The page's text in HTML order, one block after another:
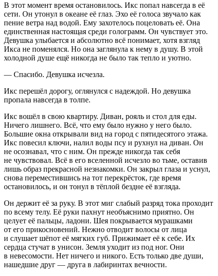
В этот момент время остановилось. Икс попал навсегда в её
сети. Он утонул в океане её глаз. Эхо её голоса звучало как
пение ветра над водой. Ему захотелось поцеловать её. Она
единственная настоящая среди голограмм. Он чувствует это.
Девушка улыбается и абсолютно всё понимает, хотя взгляд
Икса не поменялся. Но она заглянула к нему в душу. В этой
холодной душе ещё никогда не было так тепло и уютно.
— Спасибо. Девушка исчезла.
Икс перешёл дорогу, оглянулся с надеждой. Но девушка
пропала навсегда в толпе.
Икс вошёл в свою квартиру. Диван, рояль и стол для еды.
Ничего лишнего. Всё, что ему было нужно у него было.
Большие окна открывали вид на город с пятидесятого этажа.
Икс повесил ключи, налил воды псу и рухнул на диван. Он
не осознавал, что с ним. Он прежде никогда так себя
не чувствовал. Всё в его вселенной исчезло во тьме, оставив
лишь образ прекрасной незнакомки. Он закрыл глаза и уснул,
снова переместившись на тот перекрёсток, где время
остановилось, и он тонул в тёплой бездне её взгляда.
Он держит её за руку. В этот миг слабый разряд тока проходит
по всему телу. Её руки пахнут необъяснимо приятно. Он
целует её пальцы, ладони. Шея покрывается мурашками
от его прикосновений. Нежно отводит волосы от лица
и слушает шёпот её мягких губ. Прижимает её к себе. Их
сердца стучат в унисон. Земля уходит из под ног. Они
в невесомости. Нет ничего и никого. Есть только две души,
нашедшие друг — друга в лабиринтах вечности.